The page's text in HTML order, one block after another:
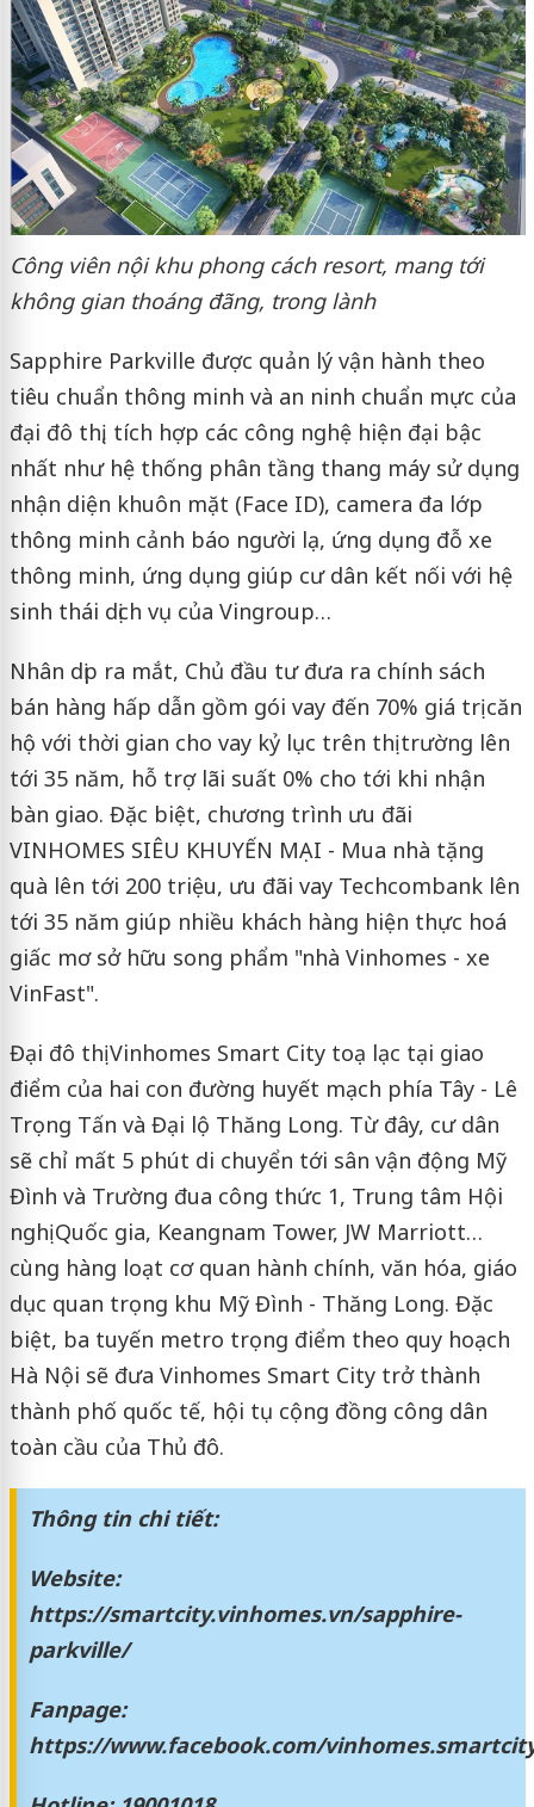
Công viên nội khu phong cách resort, mang tới
không gian thoáng đãng, trong lành
Sapphire Parkville được quản lý vận hành theo
tiêu chuẩn thông minh và an ninh chuẩn mực của
đại đô thị, tích hợp các công nghệ hiện đại bậc
nhất như hệ thống phân tầng thang máy sử dụng
nhận diện khuôn mặt (Face ID), camera đa lớp
thông minh cảnh báo người lạ, ứng dụng đỗ xe
thông minh, ứng dụng giúp cư dân kết nối với hệ
sinh thái dịch vụ của Vingroup…
Nhân dịp ra mắt, Chủ đầu tư đưa ra chính sách
bán hàng hấp dẫn gồm gói vay đến 70% giá trị căn
hộ với thời gian cho vay kỷ lục trên thị trường lên
tới 35 năm, hỗ trợ lãi suất 0% cho tới khi nhận
bàn giao. Đặc biệt, chương trình ưu đãi
VINHOMES SIÊU KHUYẾN MẠI - Mua nhà tặng
quà lên tới 200 triệu, ưu đãi vay Techcombank lên
tới 35 năm giúp nhiều khách hàng hiện thực hoá
giấc mơ sở hữu song phẩm "nhà Vinhomes - xe
VinFast".
Đại đô thị Vinhomes Smart City toạ lạc tại giao
điểm của hai con đường huyết mạch phía Tây - Lê
Trọng Tấn và Đại lộ Thăng Long. Từ đây, cư dân
sẽ chỉ mất 5 phút di chuyển tới sân vận động Mỹ
Đình và Trường đua công thức 1, Trung tâm Hội
nghị Quốc gia, Keangnam Tower, JW Marriott…
cùng hàng loạt cơ quan hành chính, văn hóa, giáo
dục quan trọng khu Mỹ Đình - Thăng Long. Đặc
biệt, ba tuyến metro trọng điểm theo quy hoạch
Hà Nội sẽ đưa Vinhomes Smart City trở thành
thành phố quốc tế, hội tụ cộng đồng công dân
toàn cầu của Thủ đô.
Thông tin chi tiết:
Website:
https://smartcity.vinhomes.vn/sapphire-
parkville/
Fanpage:
https://www.facebook.com/